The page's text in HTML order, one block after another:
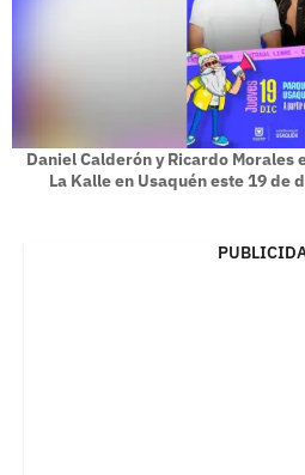
Daniel Calderón y Ricardo Morales
La Kalle en Usaquén este 19 de